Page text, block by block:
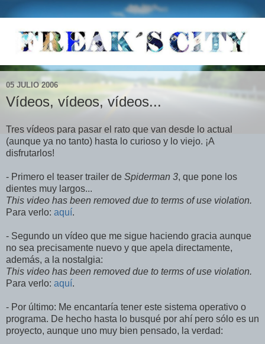
05 JULIO 2006
Vídeos, vídeos, vídeos...
Tres vídeos para pasar el rato que van desde lo actual
(aunque ya no tanto) hasta lo curioso y lo viejo. ¡A
disfrutarlos!
- Primero el teaser trailer de Spiderman 3, que pone los
dientes muy largos...
This video has been removed due to terms of use violation.
Para verlo: aquí.
- Segundo un vídeo que me sigue haciendo gracia aunque
no sea precisamente nuevo y que apela directamente,
además, a la nostalgia:
This video has been removed due to terms of use violation.
Para verlo: aquí.
- Por último: Me encantaría tener este sistema operativo o
programa. De hecho hasta lo busqué por ahí pero sólo es un
proyecto, aunque uno muy bien pensado, la verdad: